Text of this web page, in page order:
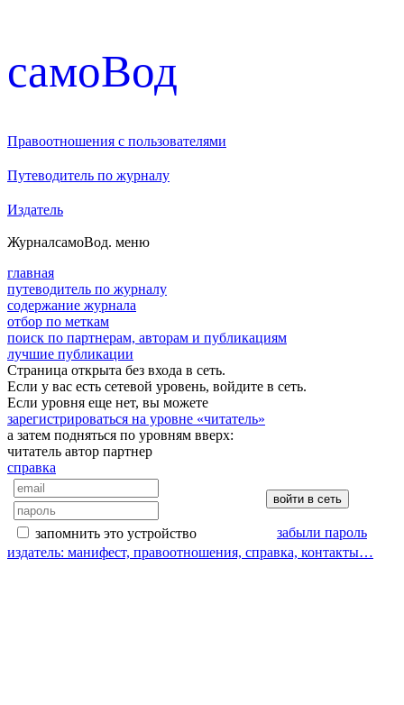
cамоВод
Правоотношения с пользователями
Путеводитель по журналу
Издатель
ЖурналсамоВод. меню
главная
путеводитель по журналу
содержание журнала
отбор по меткам
поиск по партнерам, авторам и публикациям
лучшие публикации
Страница открыта без входа в сеть.
Если у вас есть сетевой уровень, войдите в сеть.
Если уровня еще нет, вы можете
зарегистрироваться на уровне «читатель»
а затем подняться по уровням вверх:
читатель автор партнер
справка
запомнить это устройство
забыли пароль
издатель: манифест, правоотношения, справка, контакты…